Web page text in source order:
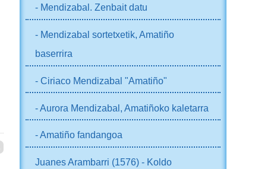
- Mendizabal. Zenbait datu
- Mendizabal sortetxetik, Amatiño
baserrira
- Ciriaco Mendizabal "Amatiño"
- Aurora Mendizabal, Amatiñoko kaletarra
- Amatiño fandangoa
Juanes Arambarri (1576) - Koldo